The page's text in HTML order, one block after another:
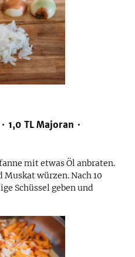
1,0 TL Majoran
mit etwas Öl anbraten.
würzen. Nach 10
Schüssel geben und